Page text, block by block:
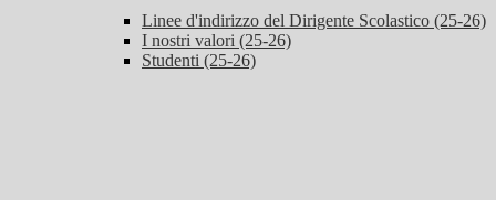
Linee d'indirizzo del Dirigente Scolastico (25-26)
I nostri valori (25-26)
Studenti (25-26)